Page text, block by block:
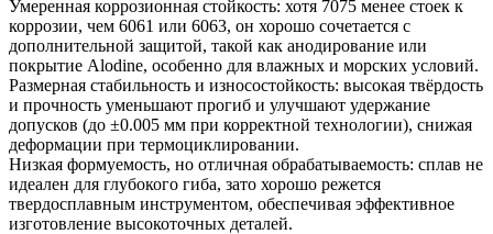
Умеренная коррозионная стойкость: хотя 7075 менее стоек к
коррозии, чем 6061 или 6063, он хорошо сочетается с
дополнительной защитой, такой как анодирование или
покрытие Alodine, особенно для влажных и морских условий.
Размерная стабильность и износостойкость: высокая твёрдость
и прочность уменьшают прогиб и улучшают удержание
допусков (до ±0.005 мм при корректной технологии), снижая
деформации при термоциклировании.
Низкая формуемость, но отличная обрабатываемость: сплав не
идеален для глубокого гиба, зато хорошо режется
твердосплавным инструментом, обеспечивая эффективное
изготовление высокоточных деталей.